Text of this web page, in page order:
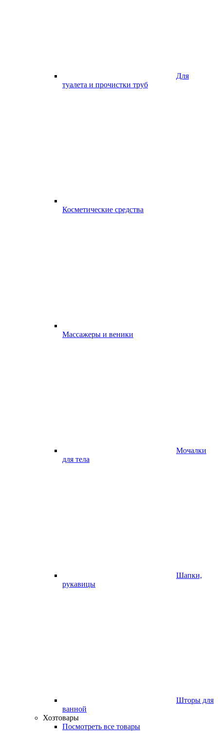
Для
туалета и прочистки труб
Косметические средства
Массажеры и веники
Мочалки
для тела
Шапки,
рукавицы
Шторы для
ванной
Хозтовары
Посмотреть все товары